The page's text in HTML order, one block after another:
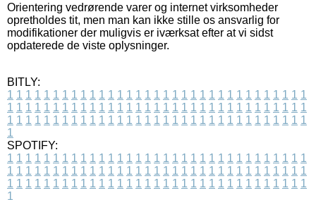
Orientering vedrørende varer og internet virksomheder
opretholdes tit, men man kan ikke stille os ansvarlig for
modifikationer der muligvis er iværksat efter at vi sidst
opdaterede de viste oplysninger.
BITLY:
1 1 1 1 1 1 1 1 1 1 1 1 1 1 1 1 1 1 1 1 1 1 1 1 1 1 1 1 1 1 1 1 1
1 1 1 1 1 1 1 1 1 1 1 1 1 1 1 1 1 1 1 1 1 1 1 1 1 1 1 1 1 1 1 1 1
1 1 1 1 1 1 1 1 1 1 1 1 1 1 1 1 1 1 1 1 1 1 1 1 1 1 1 1 1 1 1 1 1
1
SPOTIFY:
1 1 1 1 1 1 1 1 1 1 1 1 1 1 1 1 1 1 1 1 1 1 1 1 1 1 1 1 1 1 1 1 1
1 1 1 1 1 1 1 1 1 1 1 1 1 1 1 1 1 1 1 1 1 1 1 1 1 1 1 1 1 1 1 1 1
1 1 1 1 1 1 1 1 1 1 1 1 1 1 1 1 1 1 1 1 1 1 1 1 1 1 1 1 1 1 1 1 1
1